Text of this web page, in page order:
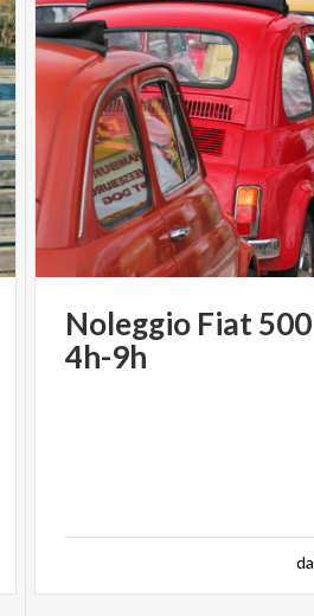
Noleggio Fiat500
4h-9h
da